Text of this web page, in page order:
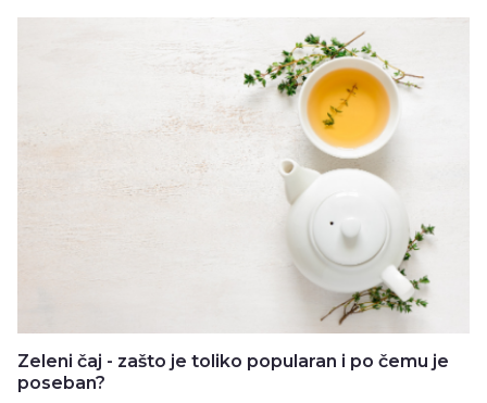
Zeleni čaj - zašto je toliko popularan i po čemu je
poseban?